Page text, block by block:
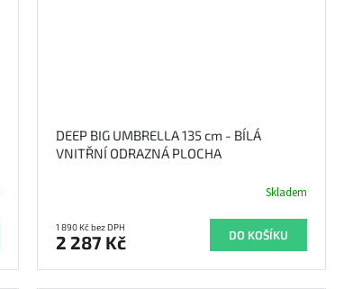
DEEP BIG UMBRELLA 135 cm - BÍLÁ
VNITŘNÍ ODRAZNÁ PLOCHA
Skladem
1 890 Kč bez DPH
2 287 Kč DO KOŠÍKU